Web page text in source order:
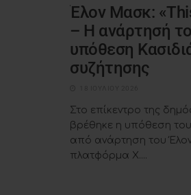
Έλον Μασκ:
– Η ανάρτησή
υπόθεση
συζήτησης
Στο επίκεντρο της
βρέθηκε η υπόθεση
από ανάρτηση του
πλατφόρμα X....